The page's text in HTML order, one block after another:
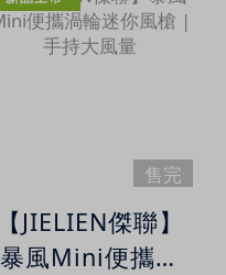
售完
【JIELIEN傑聯】
暴風Mini便攜渦